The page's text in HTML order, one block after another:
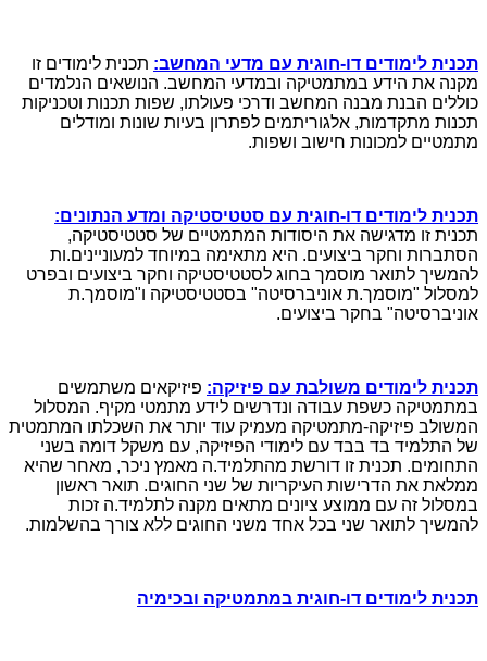
תכנית לימודים דו-חוגית עם מדעי המחשב: תכנית לימודים זו
מקנה את הידע במתמטיקה ובמדעי המחשב. הנושאים הנלמדים
כוללים הבנת מבנה המחשב ודרכי פעולתו, שפות תכנות וטכניקות
תכנות מתקדמות, אלגוריתמים לפתרון בעיות שונות ומודלים
מתמטיים למכונות חישוב ושפות.
תכנית לימודים דו-חוגית עם סטטיסטיקה ומדע הנתונים:
תכנית זו מדגישה את היסודות המתמטיים של סטטיסטיקה,
הסתברות וחקר ביצועים. היא מתאימה במיוחד למעוניינים.ות
להמשיך לתואר מוסמך בחוג לסטטיסטיקה וחקר ביצועים ובפרט
למסלול "מוסמך.ת אוניברסיטה" בסטטיסטיקה ו"מוסמך.ת
אוניברסיטה" בחקר ביצועים.
תכנית לימודים משולבת עם פיזיקה: פיזיקאים משתמשים
במתמטיקה כשפת עבודה ונדרשים לידע מתמטי מקיף. המסלול
המשולב פיזיקה-מתמטיקה מעמיק עוד יותר את השכלתו המתמטית
של התלמיד בד בבד עם לימודי הפיזיקה, עם משקל דומה בשני
התחומים. תכנית זו דורשת מהתלמיד.ה מאמץ ניכר, מאחר שהיא
ממלאת את הדרישות העיקריות של שני החוגים. תואר ראשון
במסלול זה עם ממוצע ציונים מתאים מקנה לתלמיד.ה זכות
להמשיך לתואר שני בכל אחד משני החוגים ללא צורך בהשלמות.
תכנית לימודים דו-חוגית במתמטיקה ובכימיה